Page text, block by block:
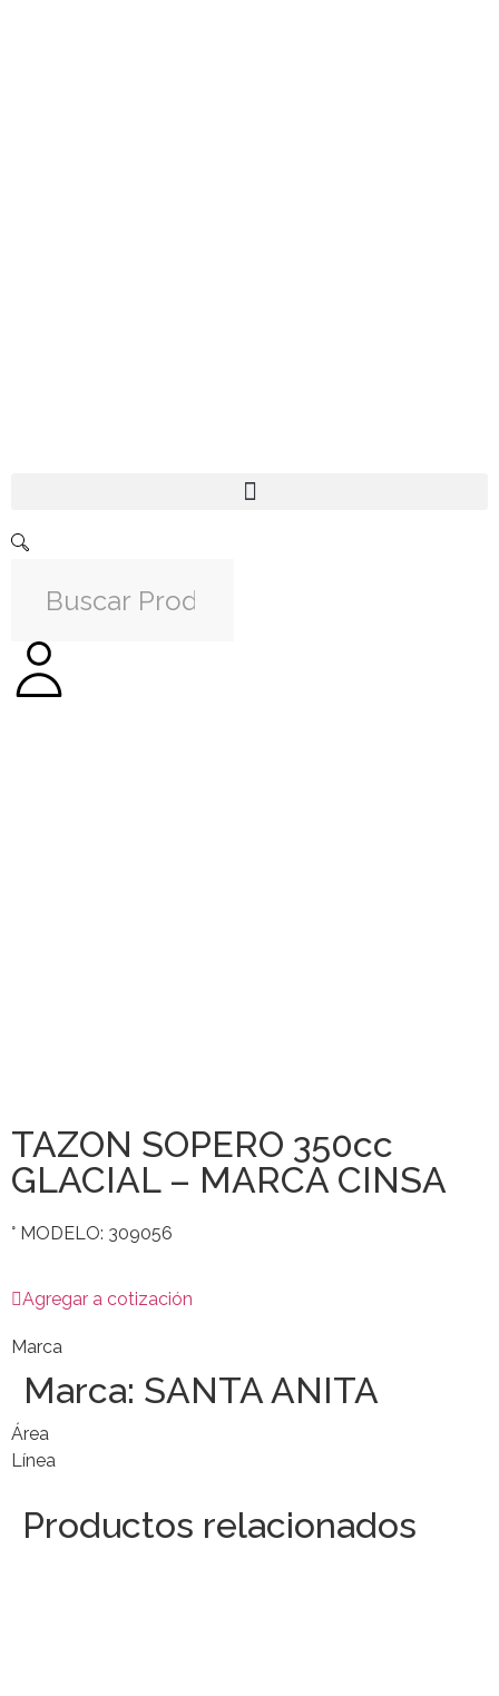
TAZON SOPERO 350cc
GLACIAL – MARCA CINSA
° MODELO: 309056
Agregar a cotización
Marca
Marca: SANTA ANITA
Área
Línea
Productos relacionados